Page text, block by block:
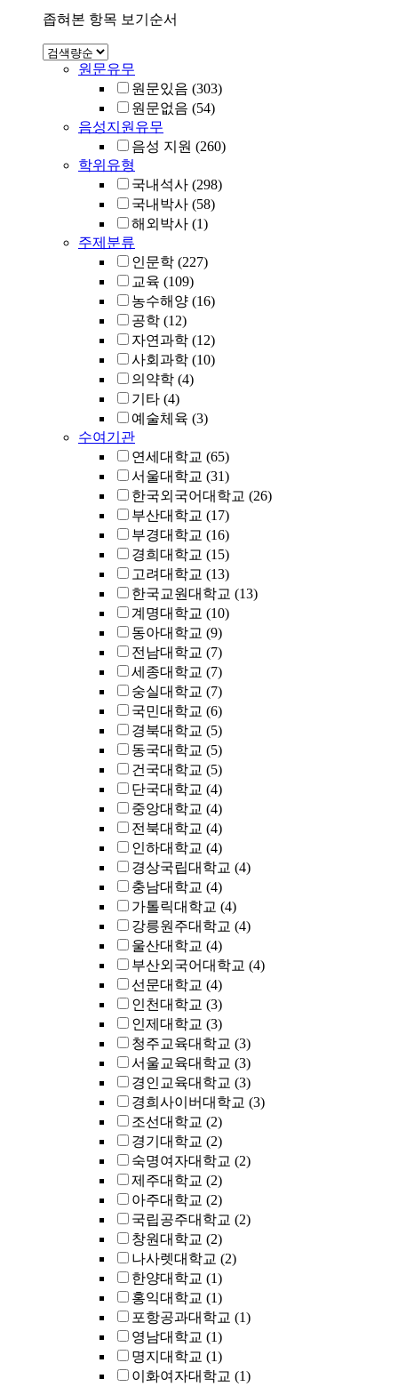
좁혀본 항목 보기순서
원문유무
원문있음 (303)
원문없음 (54)
음성지원유무
음성 지원 (260)
학위유형
국내석사 (298)
국내박사 (58)
해외박사 (1)
주제분류
인문학 (227)
교육 (109)
농수해양 (16)
공학 (12)
자연과학 (12)
사회과학 (10)
의약학 (4)
기타 (4)
예술체육 (3)
수여기관
연세대학교 (65)
서울대학교 (31)
한국외국어대학교 (26)
부산대학교 (17)
부경대학교 (16)
경희대학교 (15)
고려대학교 (13)
한국교원대학교 (13)
계명대학교 (10)
동아대학교 (9)
전남대학교 (7)
세종대학교 (7)
숭실대학교 (7)
국민대학교 (6)
경북대학교 (5)
동국대학교 (5)
건국대학교 (5)
단국대학교 (4)
중앙대학교 (4)
전북대학교 (4)
인하대학교 (4)
경상국립대학교 (4)
충남대학교 (4)
가톨릭대학교 (4)
강릉원주대학교 (4)
울산대학교 (4)
부산외국어대학교 (4)
선문대학교 (4)
인천대학교 (3)
인제대학교 (3)
청주교육대학교 (3)
서울교육대학교 (3)
경인교육대학교 (3)
경희사이버대학교 (3)
조선대학교 (2)
경기대학교 (2)
숙명여자대학교 (2)
제주대학교 (2)
아주대학교 (2)
국립공주대학교 (2)
창원대학교 (2)
나사렛대학교 (2)
한양대학교 (1)
홍익대학교 (1)
포항공과대학교 (1)
영남대학교 (1)
명지대학교 (1)
이화여자대학교 (1)